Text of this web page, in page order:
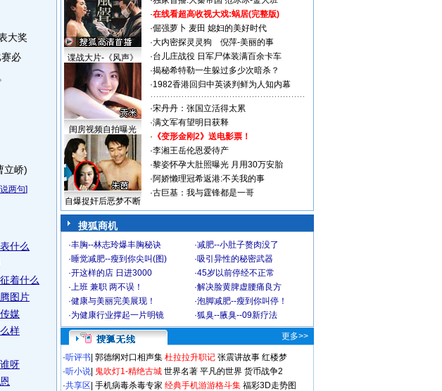
大奖
必
立峤)
两句]
什么
着什么
图片
媒
样
呀
谍战大片-《风声》
闺房视频自拍曝光
自爆捉奸后恶梦不断
·在线看超高收视大戏:蜗居(完整版)
·倔强萝卜 麦田 媳妇的美好时代
·大内密探灵灵狗
倪萍-美丽的事
·台儿庄战役 日军尸体装满百余卡车
·揭秘希特勒一生躲过多少次暗杀？
·1982香港回归中英谈判鲜为人知内幕
·宋丹丹：张国立活得太累
·满文军有望明日获释
· 《变形金刚2》送电影票！
·李湘王岳伦恩爱待产
·黎姿怀孕大肚照曝光 月用30万安胎
·阿娇懒理冠希返港:不关我的事
·古巨基：我与霆锋都是一哥
搜狐商机
·丰胸--林志玲爆丰胸秘诀 ·减肥--小肚子赘肉没了
·睡觉减肥--瘦到你尖叫(图) ·吸引异性的秘密武器
·开这样的店 日进3000 ·45岁以前停经不正常
·上班 兼职 两不误！ ·解决脸黄脾虚腰痛良方
·健康与美丽完美展现！ ·泡脚减肥--瘦到你叫停！
·为健康行业撑起一片明镜 ·狐臭--腋臭--09新疗法
更多>>
·听评书 郭德纲对口相声集 杜拉拉升职记 张震讲故事 红楼梦
·听小说 鬼吹灯1-精绝古城 世界名著 平凡的世界 货币战争2
·共享区 手机病毒杀毒专家 经典手机游游格斗集 福彩3D走势图